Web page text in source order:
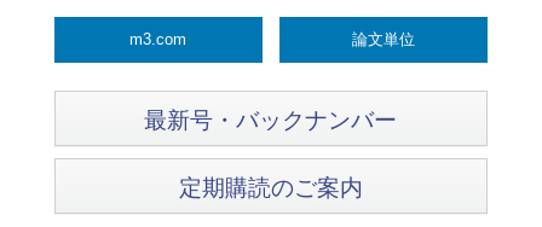
m3.com 論文単位
最新号・バックナンバー
定期購読のご案内